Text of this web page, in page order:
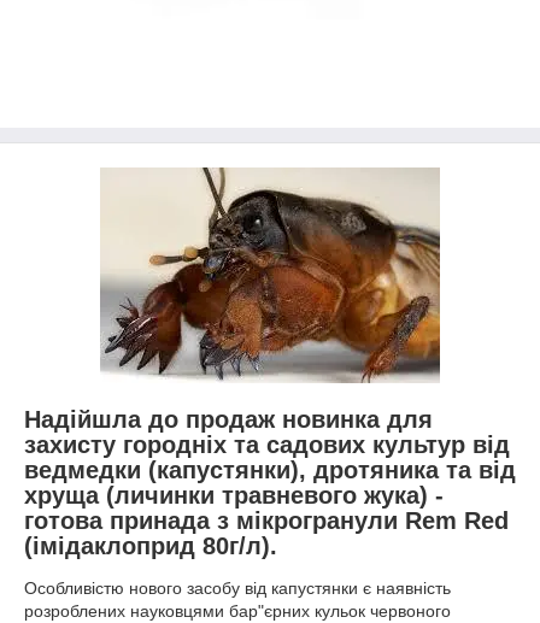
Надійшла до продаж новинка для
захисту городніх та садових культур від
ведмедки (капустянки), дротяника та від
хруща (личинки травневого жука) -
готова принада з мікрогранули Rem Red
(імідаклоприд 80г/л).
Особливістю нового засобу від капустянки є наявність
розроблених науковцями бар"єрних кульок червоного